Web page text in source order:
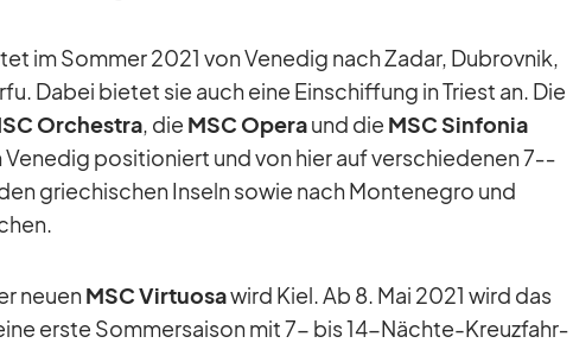
im Som­mer 2021 von Ve­ne­dig nach Zadar, Du­brov­nik,
Da­bei bie­tet sie auch eine Ein­schif­fung in Tri­est an. Die
Or­ches­tra, die MSC Operaund die MSC Sin­fo­nia
Ve­ne­dig po­si­tio­niert und von hier auf ver­schie­de­nen 7‑­
grie­chi­schen In­seln so­wie nach Mon­te­ne­gro und
neuenMSC Vir­tuosawird Kiel. Ab 8. Mai 2021 wird das
erste Som­mer­sai­son mit 7- bis 14-Nächte-Kreuz­fahr­